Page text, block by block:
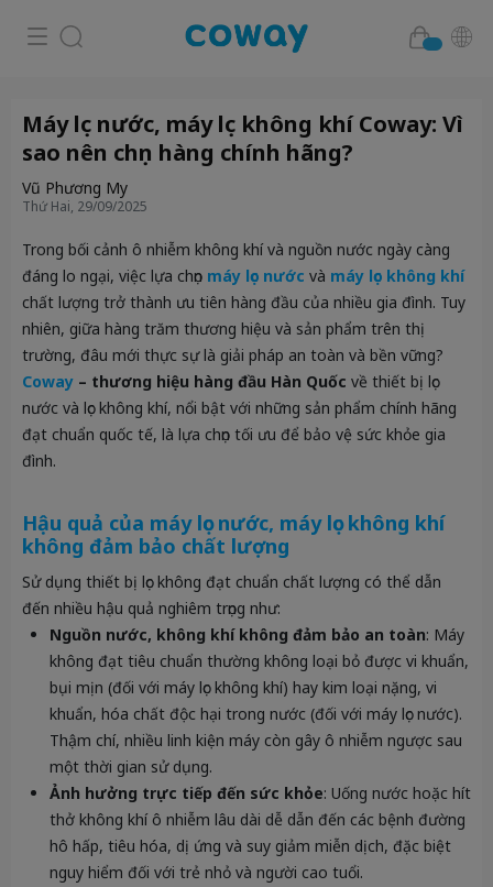
Máy lọc nước, máy lọc không khí Coway: Vì
sao nên chọn hàng chính hãng?
Vũ Phương My
Thứ Hai, 29/09/2025
Trong bối cảnh ô nhiễm không khí và nguồn nước ngày càng
đáng lo ngại, việc lựa chọn máy lọc nước và máy lọc không khí
chất lượng trở thành ưu tiên hàng đầu của nhiều gia đình. Tuy
nhiên, giữa hàng trăm thương hiệu và sản phẩm trên thị
trường, đâu mới thực sự là giải pháp an toàn và bền vững?
Coway – thương hiệu hàng đầu Hàn Quốc về thiết bị lọc
nước và lọc không khí, nổi bật với những sản phẩm chính hãng
đạt chuẩn quốc tế, là lựa chọn tối ưu để bảo vệ sức khỏe gia
đình.
Hậu quả của máy lọc nước, máy lọc không khí
không đảm bảo chất lượng
Sử dụng thiết bị lọc không đạt chuẩn chất lượng có thể dẫn
đến nhiều hậu quả nghiêm trọng như:
Nguồn nước, không khí không đảm bảo an toàn: Máy
không đạt tiêu chuẩn thường không loại bỏ được vi khuẩn,
bụi mịn (đối với máy lọc không khí) hay kim loại nặng, vi
khuẩn, hóa chất độc hại trong nước (đối với máy lọc nước).
Thậm chí, nhiều linh kiện máy còn gây ô nhiễm ngược sau
một thời gian sử dụng.
Ảnh hưởng trực tiếp đến sức khỏe: Uống nước hoặc hít
thở không khí ô nhiễm lâu dài dễ dẫn đến các bệnh đường
hô hấp, tiêu hóa, dị ứng và suy giảm miễn dịch, đặc biệt
nguy hiểm đối với trẻ nhỏ và người cao tuổi.